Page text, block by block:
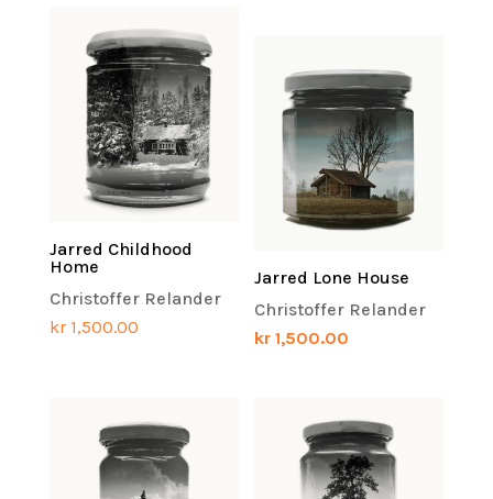
Jarred Childhood
Home
Christoffer Relander
kr1,500.00
Jarred Lone House
Christoffer Relander
kr 1,500.00